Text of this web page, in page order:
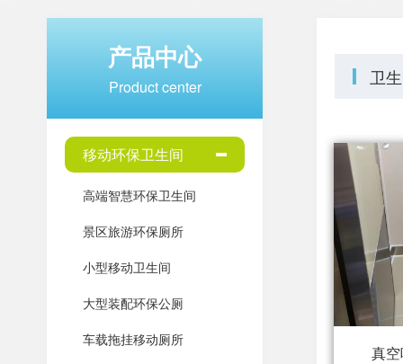
产品中心
Product center
移动环保卫生间
高端智慧环保卫生间
景区旅游环保厕所
小型移动卫生间
大型装配环保公厕
车载拖挂移动厕所
卫
真